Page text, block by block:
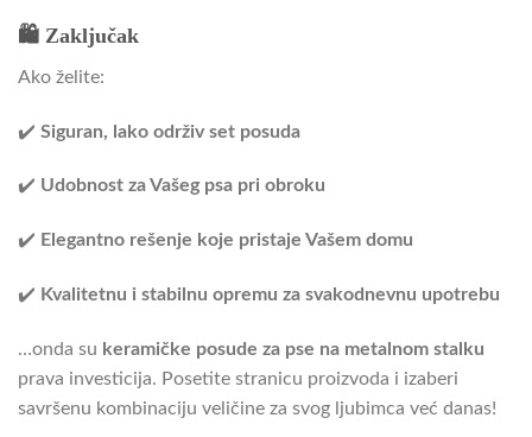
🛍️ Zaključak
Ako želite:
✔️ Siguran, lako održiv set posuda
✔️ Udobnost za Vašeg psa pri obroku
✔️ Elegantno rešenje koje pristaje Vašem domu
✔️ Kvalitetnu i stabilnu opremu za svakodnevnu upotrebu
…onda su keramičke posude za pse na metalnom stalku
prava investicija. Posetite stranicu proizvoda i izaberi
savršenu kombinaciju veličine za svog ljubimca već danas!